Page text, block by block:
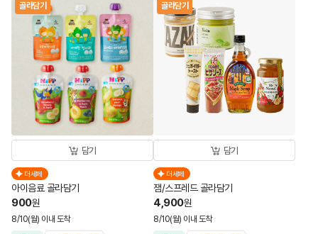
골라담기
담기
더세페
아이음료 골라담기
900원
8/10(월) 이내 도착
골라담기
담기
더세페
잼/스프레드 골라담기
4,900원
8/10(월) 이내 도착